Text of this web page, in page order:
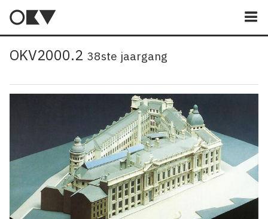
OKV2000.2 38ste jaargang